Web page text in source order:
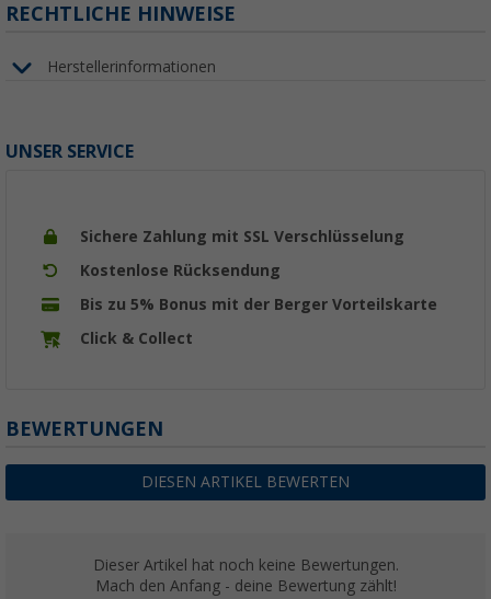
RECHTLICHE HINWEISE
Herstellerinformationen
UNSER SERVICE
Sichere Zahlung mit SSL Verschlüsselung
Kostenlose Rücksendung
Bis zu 5% Bonus mit der Berger Vorteilskarte
Click & Collect
BEWERTUNGEN
DIESEN ARTIKEL BEWERTEN
Dieser Artikel hat noch keine Bewertungen.
Mach den Anfang - deine Bewertung zählt!